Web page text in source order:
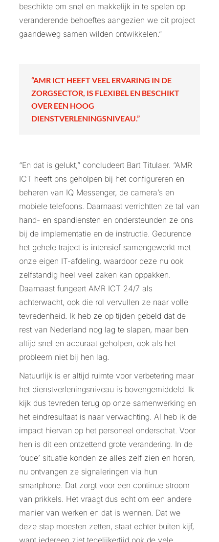
beschikte om snel en makkelijk in te spelen op
veranderende behoeftes aangezien we dit project
gaandeweg samen wilden ontwikkelen.”
“AMR ICT HEEFT VEEL ERVARING IN DE
ZORGSECTOR, IS FLEXIBEL EN BESCHIKT
OVER EEN HOOG
DIENSTVERLENINGSNIVEAU.”
“En dat is gelukt,” concludeert Bart Titulaer. “AMR
ICT heeft ons geholpen bij het configureren en
beheren van IQ Messenger, de camera’s en
mobiele telefoons. Daarnaast verrichtten ze tal van
hand- en spandiensten en ondersteunden ze ons
bij de implementatie en de instructie. Gedurende
het gehele traject is intensief samengewerkt met
onze eigen IT-afdeling, waardoor deze nu ook
zelfstandig heel veel zaken kan oppakken.
Daarnaast fungeert AMR ICT 24/7 als
achterwacht, ook die rol vervullen ze naar volle
tevredenheid. Ik heb ze op tijden gebeld dat de
rest van Nederland nog lag te slapen, maar ben
altijd snel en accuraat geholpen, ook als het
probleem niet bij hen lag.
Natuurlijk is er altijd ruimte voor verbetering maar
het dienstverleningsniveau is bovengemiddeld. Ik
kijk dus tevreden terug op onze samenwerking en
het eindresultaat is naar verwachting. Al heb ik de
impact hiervan op het personeel onderschat. Voor
hen is dit een ontzettend grote verandering. In de
‘oude’ situatie konden ze alles zelf zien en horen,
nu ontvangen ze signaleringen via hun
smartphone. Dat zorgt voor een continue stroom
van prikkels. Het vraagt dus echt om een andere
manier van werken en dat is wennen. Dat we
deze stap moesten zetten, staat echter buiten kijf,